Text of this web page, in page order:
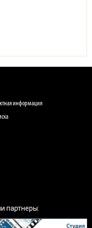
информация
партнеры: